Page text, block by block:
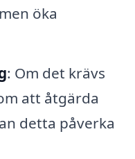
öka
: Om det krävs
att åtgärda
detta påverka